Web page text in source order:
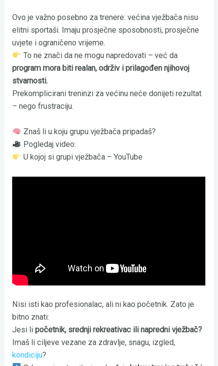
Ovo je važno posebno za trenere: većina vježbača nisu
elitni sportaši. Imaju prosječne sposobnosti, prosječne
uvjete i ograničeno vrijeme.
To ne znači da ne mogu napredovati – već da
program mora biti realan, održiv i prilagođen njihovoj
stvarnosti.
Prekomplicirani treninzi za većinu neće donijeti rezultat
– nego frustraciju.
Znaš li u koju grupu vježbača pripadaš?
Pogledaj video:
U kojoj si grupi vježbača – YouTube
Nisi isti kao profesionalac, ali ni kao početnik. Zato je
bitno znati:
Jesi lipočetnik, srednji rekreativac ili napredni vježbač?
Imaš li ciljeve vezane za zdravlje, snagu, izgled,
kondiciju?